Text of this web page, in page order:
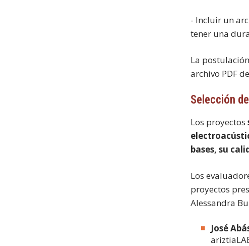
- Incluir un
tener una
La
archivo PDF
Selección
Los proyectos
bases, su
Los
proyectos
Alessandra
José